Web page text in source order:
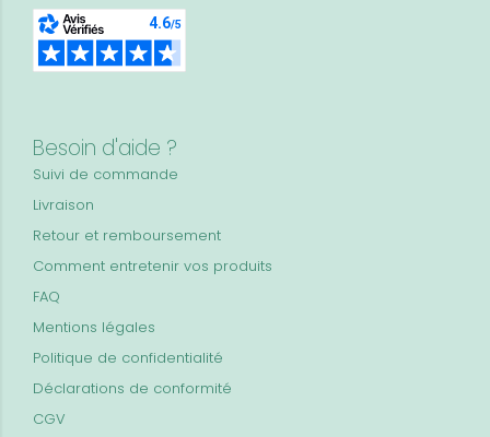
Besoin d'aide ?
Suivi de commande
Livraison
Retour et remboursement
Comment entretenir vos produits
FAQ
Mentions légales
Politique de confidentialité
Déclarations de conformité
CGV